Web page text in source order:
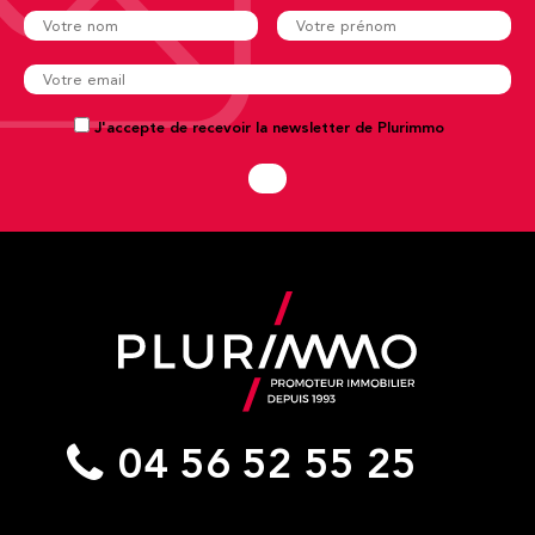
J'accepte de recevoir la newsletter de Plurimmo
04 56 52 55 25